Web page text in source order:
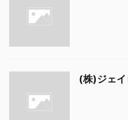
(株)ジェイ